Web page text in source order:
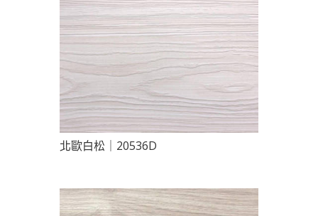
北歐白松｜20536D